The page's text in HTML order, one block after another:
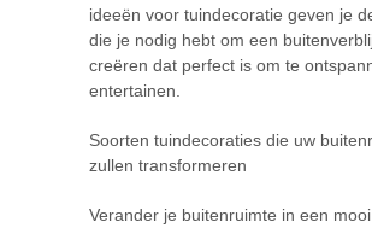
ideeën voor tuindecoratie geven je
die je nodig hebt om een
creëren dat perfect is om te
entertainen.
Soorten tuindecoraties die uw
zullen transformeren
Verander je buitenruimte in een